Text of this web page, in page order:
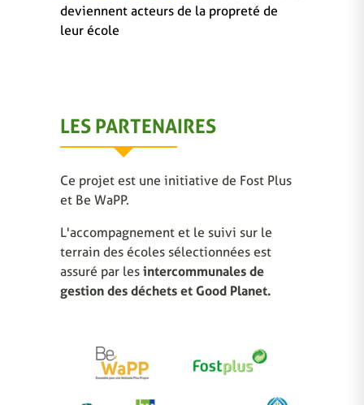
deviennent acteurs de la propreté de
leur école
LES PARTENAIRES
Ce projet est une initiative de Fost Plus
et Be WaPP.
L'accompagnement et le suivi sur le
terrain des écoles sélectionnées est
assuré par les intercommunales de
gestion des déchets et Good Planet.